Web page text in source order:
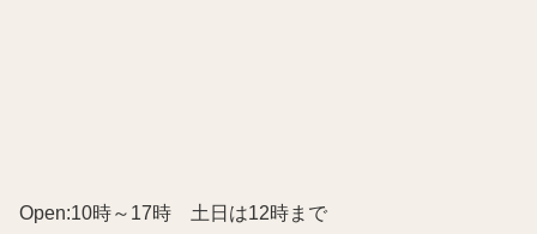
Open:10時～17時 土日は12時まで